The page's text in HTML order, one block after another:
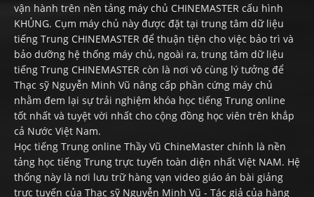
vận hành trên nền tảng máy chủ CHINEMASTER cấu hình
KHỦNG. Cụm máy chủ này được đặt tại trung tâm dữ liệu
tiếng Trung CHINEMASTER để thuận tiện cho việc bảo trì và
bảo dưỡng hệ thống máy chủ, ngoài ra, trung tâm dữ liệu
tiếng Trung CHINEMASTER còn là nơi vô cùng lý tưởng để
Thạc sỹ Nguyễn Minh Vũ nâng cấp phần cứng máy chủ
nhằm đem lại sự trải nghiệm khóa học tiếng Trung online
tốt nhất và tuyệt vời nhất cho cộng đồng học viên trên khắp
cả Nước Việt Nam.
Học tiếng Trung online Thầy Vũ ChineMaster chính là nền
tảng học tiếng Trung trực tuyến toàn diện nhất Việt NAM. Hệ
thống này là nơi lưu trữ hàng vạn video giáo án bài giảng
trực tuyến của Thạc sỹ Nguyễn Minh Vũ - Tác giả của hàng